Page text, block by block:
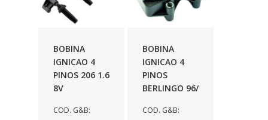
BOBINA
IGNICAO 4
PINOS 206 1.6
8V
COD. G&B:
BOBINA
IGNICAO 4
PINOS
BERLINGO 96/
COD. G&B: